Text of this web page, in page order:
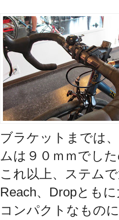
ブラケットまでは
ムは９０ｍｍでし
これ以上、ステム
Reach、Dropとも
コンパクトなもの